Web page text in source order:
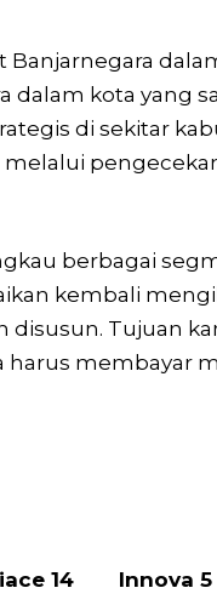
dalam kota yang
di sekitar
melalui
berbagai
kembali
disusun. Tujuan
harus membayar
14
Innova 5